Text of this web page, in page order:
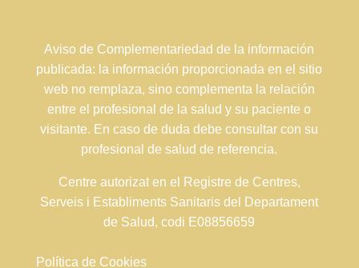
Aviso de Complementariedad de la información
publicada: la información proporcionada en el sitio
web no remplaza, sino complementa la relación
entre el profesional de la salud y su paciente o
visitante. En caso de duda debe consultar con su
profesional de salud de referencia.
Centre autorizat en el Registre de Centres,
Serveis i Establiments Sanitaris del Departament
de Salud, codi E08856659
Política de Cookies